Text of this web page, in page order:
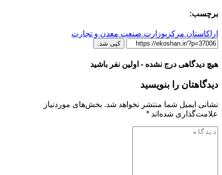
برچسب:
اراکاستان مرکزیوزارت صنعت معدن و تجارت
کپی شد.
هیچ دیدگاهی درج نشده - اولین نفر باشید
دیدگاهتان را بنویسید
نشانی ایمیل شما منتشر نخواهد شد. بخش‌های موردنیاز
علامت‌گذاری شده‌اند *